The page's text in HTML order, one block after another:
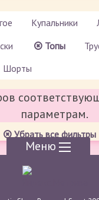
Купальники
Топы
Шорты
параметрам.
Убрать все фильтры
Меню